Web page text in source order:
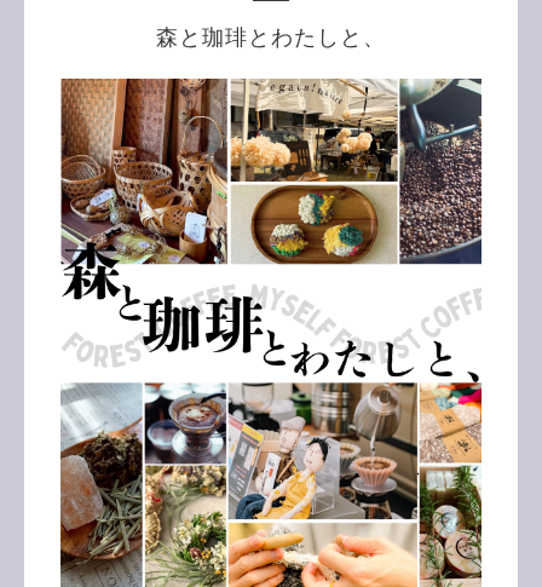
森と珈琲とわたしと、